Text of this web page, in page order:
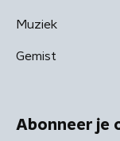
Muziek
Gemist
Abonneer je